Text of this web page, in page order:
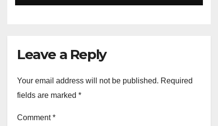
Leave a Reply
Your email address will not be published. Required
fields are marked *
Comment*